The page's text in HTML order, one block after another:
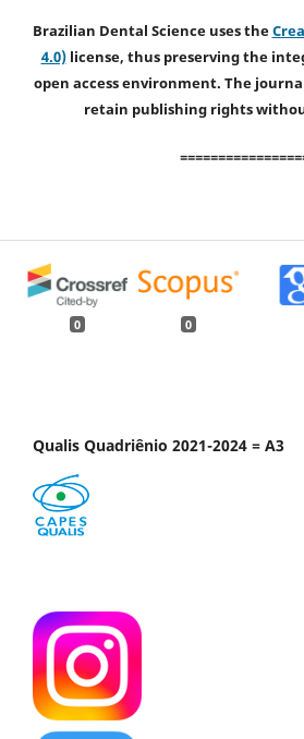
Brazilian Dental Science uses the
4.0)license, thus preserving the
open access environment. The
retain publishing rights
0 0
Qualis Quadriênio 2021-2024 = A3